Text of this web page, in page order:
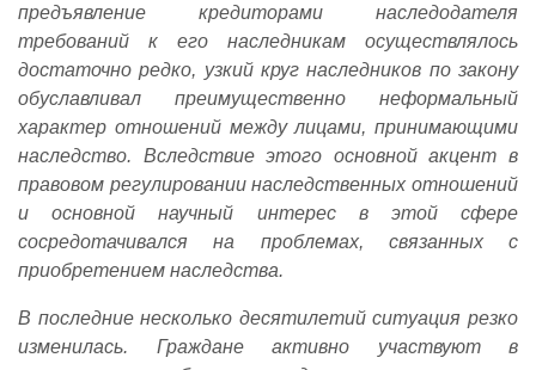
предъявление кредиторами наследодателя
требований к его наследникам осуществлялось
достаточно редко, узкий круг наследников по закону
обуславливал преимущественно неформальный
характер отношений между лицами, принимающими
наследство. Вследствие этого основной акцент в
правовом регулировании наследственных отношений
и основной научный интерес в этой сфере
сосредотачивался на проблемах, связанных с
приобретением наследства.
В последние несколько десятилетий ситуация резко
изменилась. Граждане активно участвуют в